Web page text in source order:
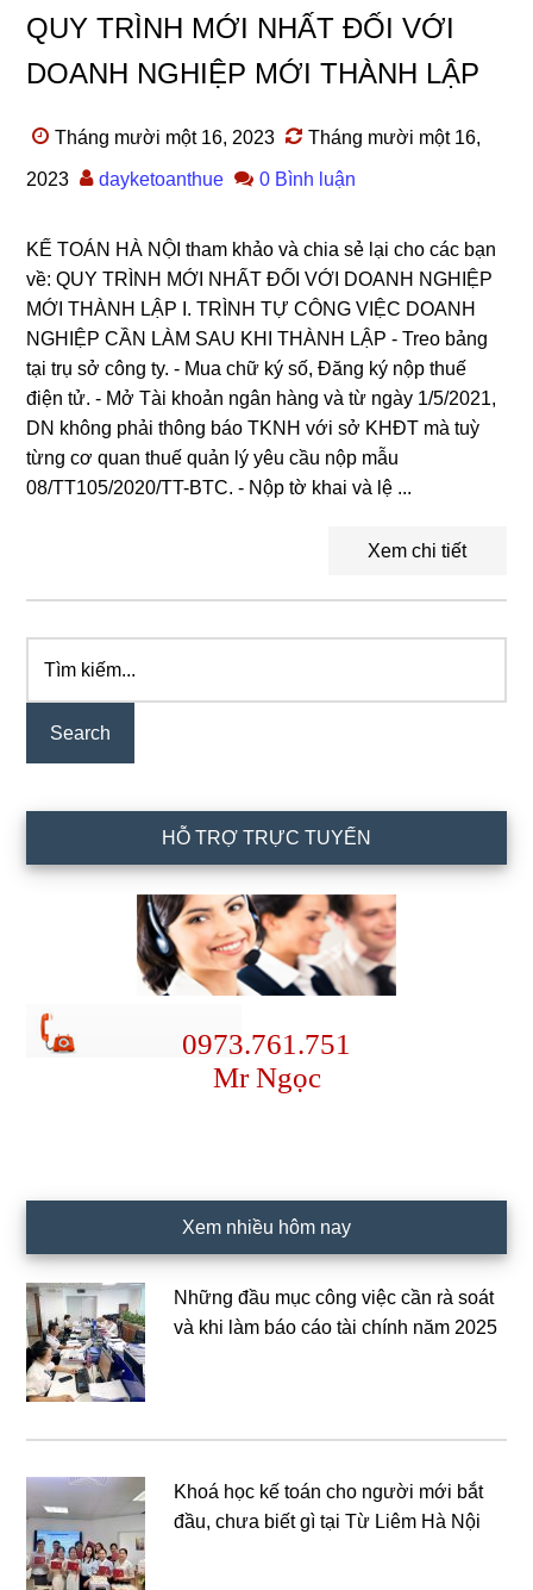
QUY TRÌNH MỚI NHẤT ĐỐI VỚI
DOANH NGHIỆP MỚI THÀNH LẬP
Tháng mười một 16, 2023 Tháng mười một 16,
2023 dayketoanthue 0 Bình luận
KẾ TOÁN HÀ NỘI tham khảo và chia sẻ lại cho các bạn
về: QUY TRÌNH MỚI NHẤT ĐỐI VỚI DOANH NGHIỆP
MỚI THÀNH LẬP I. TRÌNH TỰ CÔNG VIỆC DOANH
NGHIỆP CẦN LÀM SAU KHI THÀNH LẬP - Treo bảng
tại trụ sở công ty. - Mua chữ ký số, Đăng ký nộp thuế
điện tử. - Mở Tài khoản ngân hàng và từ ngày 1/5/2021,
DN không phải thông báo TKNH với sở KHĐT mà tuỳ
từng cơ quan thuế quản lý yêu cầu nộp mẫu
08/TT105/2020/TT-BTC. - Nộp tờ khai và lệ ...
Xem chi tiết
Primary
Sidebar
kiếm...
HỖ TRỢ TRỰC TUYẾN
0973.761.751
Mr Ngọc
Xem nhiều hôm nay
Những đầu mục công việc cần rà soát
và khi làm báo cáo tài chính năm 2025
Khoá học kế toán cho người mới bắt
đầu, chưa biết gì tại Từ Liêm Hà Nội